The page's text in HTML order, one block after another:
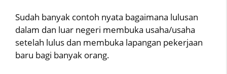
Sudah banyak contoh nyata bagaimana lulusan
dalam dan luar negeri membuka usaha/usaha
setelah lulus dan membuka lapangan pekerjaan
baru bagi banyak orang.